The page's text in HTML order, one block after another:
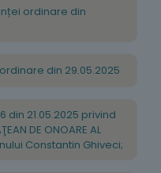
ordinare din
din 29.05.2025
din 21.05.2025 privind
DE ONOARE AL
Constantin Ghiveci;